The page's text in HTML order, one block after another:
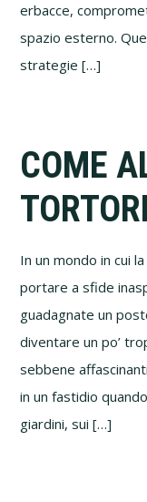
erbacce,
spazio esterno.
strategie […]
COME
In un mondo in cui
portare a sfide
guadagnate un
diventare un po’
sebbene
in un fastidio
giardini, sui […]